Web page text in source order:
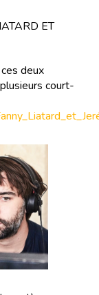
ET
deux
court-